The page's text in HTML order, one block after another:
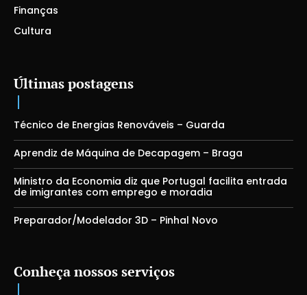
Finanças
Cultura
Últimas postagens
Técnico de Energias Renováveis – Guarda
Aprendiz de Máquina de Decapagem – Braga
Ministro da Economia diz que Portugal facilita entrada
de imigrantes com emprego e moradia
Preparador/Modelador 3D – Pinhal Novo
Conheça nossos serviços